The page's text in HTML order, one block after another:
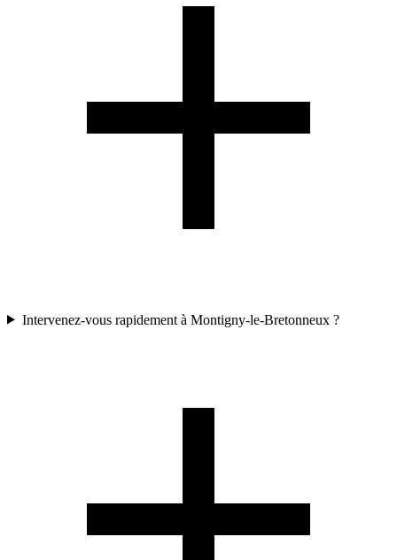
Intervenez-vous rapidement à Montigny-le-Bretonneux ?